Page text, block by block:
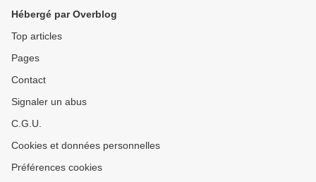
Hébergé par Overblog
Top articles
Pages
Contact
Signaler un abus
C.G.U.
Cookies et données personnelles
Préférences cookies